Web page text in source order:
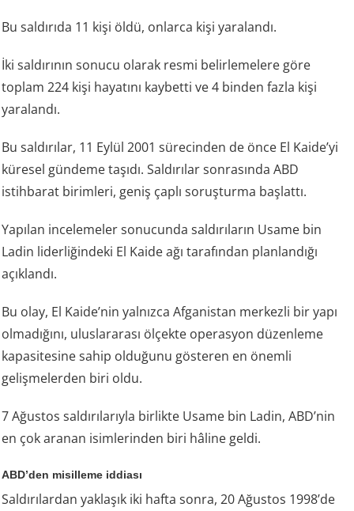
Bu saldırıda 11 kişi öldü, onlarca kişi yaralandı.
İki saldırının sonucu olarak resmi belirlemelere göre
toplam 224 kişi hayatını kaybetti ve 4 binden fazla kişi
yaralandı.
Bu saldırılar, 11 Eylül 2001 sürecinden de önce El Kaide’yi
küresel gündeme taşıdı. Saldırılar sonrasında ABD
istihbarat birimleri, geniş çaplı soruşturma başlattı.
Yapılan incelemeler sonucunda saldırıların Usame bin
Ladin liderliğindeki El Kaide ağı tarafından planlandığı
açıklandı.
Bu olay, El Kaide’nin yalnızca Afganistan merkezli bir yapı
olmadığını, uluslararası ölçekte operasyon düzenleme
kapasitesine sahip olduğunu gösteren en önemli
gelişmelerden biri oldu.
7 Ağustos saldırılarıyla birlikte Usame bin Ladin, ABD’nin
en çok aranan isimlerinden biri hâline geldi.
ABD’den misilleme iddiası
Saldırılardan yaklaşık iki hafta sonra, 20 Ağustos 1998’de